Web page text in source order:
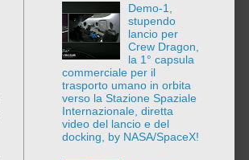
Demo-1,
stupendo
lancio per
Crew Dragon,
la 1° capsula
commerciale per il
trasporto umano in orbita
verso la Stazione Spaziale
Internazionale, diretta
video del lancio e del
docking, by NASA/SpaceX!